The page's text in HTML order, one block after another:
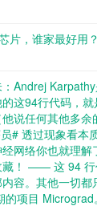
片，谁家最好用？
Andrej
这94行代码，
说任何其他多余
# 透过现象看本
网络你也就理解
藏！ —— 这 94 行
容。其他一切都
的项目